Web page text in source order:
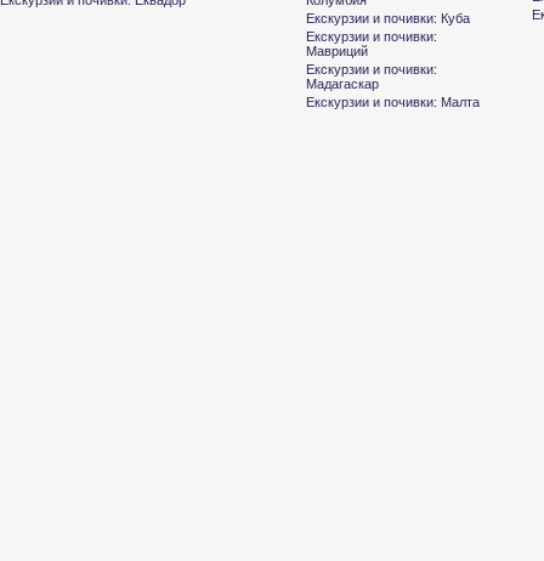
Екскурзии и почивки: Куба
Екскурзии и почивки:
Мавриций
Екскурзии и почивки:
Мадагаскар
Екскурзии и почивки: Малта